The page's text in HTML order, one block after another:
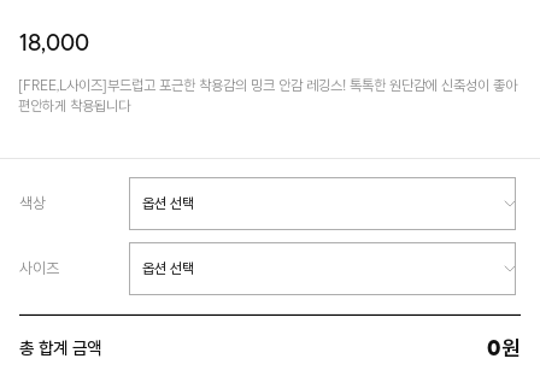
18,000
[FREE,L사이즈]부드럽고 포근한 착용감의 밍크 안감 레깅스! 톡톡한 원단감에 신축성이 좋아
편안하게 착용됩니다
색상
사이즈
총 합계 금액 0원